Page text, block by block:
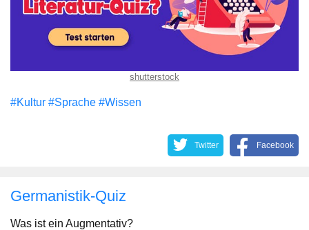
shutterstock
#Kultur #Sprache #Wissen
Twitter Facebook
Germanistik-Quiz
Was ist ein Augmentativ?